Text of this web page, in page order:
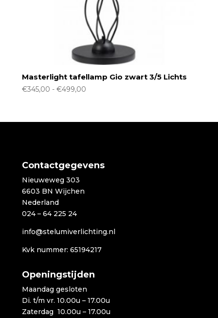
Masterlight tafellamp Gio zwart 3/5 Lichts
€345,00 - €499,00Prijsklasse:
€499,00
Contactgegevens
Nieuweweg 303
6603 BN Wijchen
Nederland
024 – 64 225 24
info@stelumiverlichting.nl
Kvk nummer: 65194217
Openingstijden
Maandag gesloten
Di. t/m vr. 10.00u – 17.00u
Zaterdag 10.00u – 17.00u